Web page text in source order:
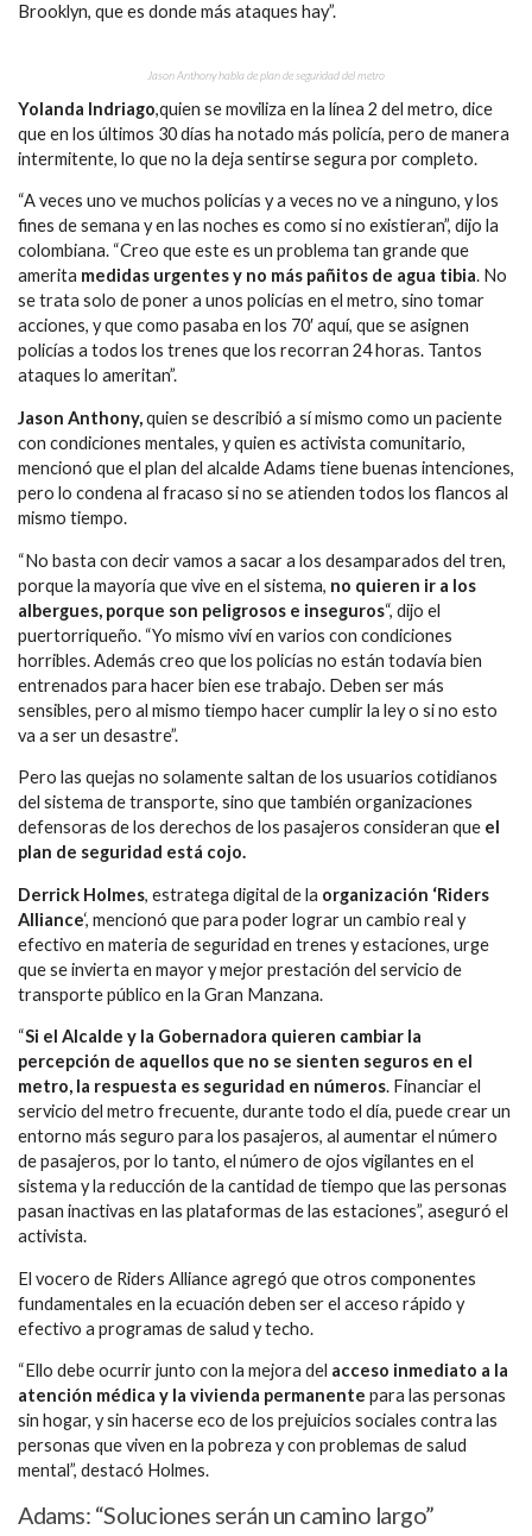
Brooklyn, que es donde más ataques hay”.
Jason Anthony habla de plan de seguridad del metro
Yolanda Indriago,quien se moviliza en la línea 2 del metro, dice
que en los últimos 30 días ha notado más policía, pero de manera
intermitente, lo que no la deja sentirse segura por completo.
“A veces uno ve muchos policías y a veces no ve a ninguno, y los
fines de semana y en las noches es como si no existieran”, dijo la
colombiana. “Creo que este es un problema tan grande que
amerita medidas urgentes y no más pañitos de agua tibia. No
se trata solo de poner a unos policías en el metro, sino tomar
acciones, y que como pasaba en los 70′ aquí, que se asignen
policías a todos los trenes que los recorran 24 horas. Tantos
ataques lo ameritan”.
Jason Anthony,quien se describió a sí mismo como un paciente
con condiciones mentales, y quien es activista comunitario,
mencionó que el plan del alcalde Adams tiene buenas intenciones,
pero lo condena al fracaso si no se atienden todos los flancos al
mismo tiempo.
“No basta con decir vamos a sacar a los desamparados del tren,
porque la mayoría que vive en el sistema, no quieren ir a los
albergues, porque son peligrosos e inseguros“, dijo el
puertorriqueño. “Yo mismo viví en varios con condiciones
horribles. Además creo que los policías no están todavía bien
entrenados para hacer bien ese trabajo. Deben ser más
sensibles, pero al mismo tiempo hacer cumplir la ley o si no esto
va a ser un desastre”.
Pero las quejas no solamente saltan de los usuarios cotidianos
del sistema de transporte, sino que también organizaciones
defensoras de los derechos de los pasajeros consideran que el
plan de seguridad está cojo.
Derrick Holmes, estratega digital de la organización ‘Riders
Alliance‘, mencionó que para poder lograr un cambio real y
efectivo en materia de seguridad en trenes y estaciones, urge
que se invierta en mayor y mejor prestación del servicio de
transporte público en la Gran Manzana.
“Si el Alcalde y la Gobernadora quieren cambiar la
percepción de aquellos que no se sienten seguros en el
metro, la respuesta es seguridad en números. Financiar el
servicio del metro frecuente, durante todo el día, puede crear un
entorno más seguro para los pasajeros, al aumentar el número
de pasajeros, por lo tanto, el número de ojos vigilantes en el
sistema y la reducción de la cantidad de tiempo que las personas
pasan inactivas en las plataformas de las estaciones”, aseguró el
activista.
El vocero de Riders Alliance agregó que otros componentes
fundamentales en la ecuación deben ser el acceso rápido y
efectivo a programas de salud y techo.
“Ello debe ocurrir junto con la mejora del acceso inmediato a la
atención médica y la vivienda permanente para las personas
sin hogar, y sin hacerse eco de los prejuicios sociales contra las
personas que viven en la pobreza y con problemas de salud
mental”, destacó Holmes.
Adams: “Soluciones serán un camino largo”